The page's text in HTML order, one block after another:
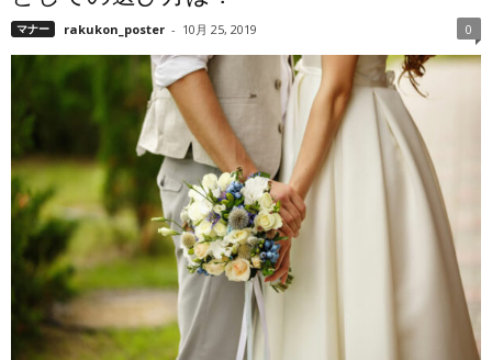
マナー rakukon_poster - 10月 25, 2019 0